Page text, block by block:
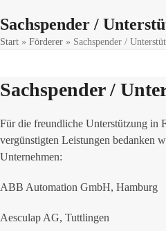
Sachspender /
Start » Förderer » Sachspender /
Sachspender /
Für die freundliche Unterstützung in
vergünstigten Leistungen bedanken
Unternehmen:
ABB Automation GmbH, Hamburg
Aesculap AG, Tuttlingen